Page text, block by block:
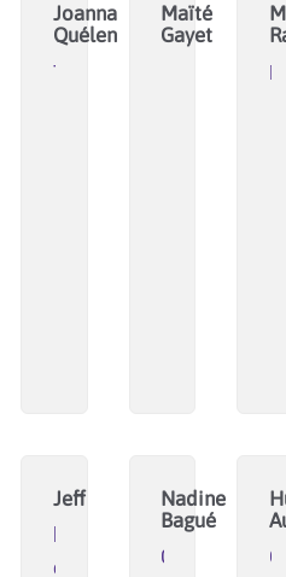
Joanna
Quélen
Talentoscope
Maïté
Gayet
Jeff
écolohumanistes
Nadine
Bagué
Groupe